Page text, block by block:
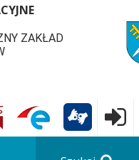
ZAKŁAD
JĘZYK POLSKA